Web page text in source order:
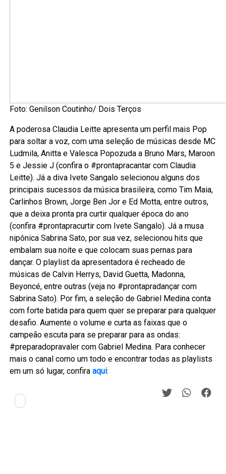
Foto: Genilson Coutinho/ Dois Terços
A poderosa Claudia Leitte apresenta um perfil mais Pop
para soltar a voz, com uma seleção de músicas desde MC
Ludmila, Anitta e Valesca Popozuda a Bruno Mars, Maroon
5 e Jessie J (confira o #prontapracantar com Claudia
Leitte). Já a diva Ivete Sangalo selecionou alguns dos
principais sucessos da música brasileira, como Tim Maia,
Carlinhos Brown, Jorge Ben Jor e Ed Motta, entre outros,
que a deixa pronta pra curtir qualquer época do ano
(confira #prontapracurtir com Ivete Sangalo). Já a musa
nipônica Sabrina Sato, por sua vez, selecionou hits que
embalam sua noite e que colocam suas pernas para
dançar. O playlist da apresentadora é recheado de
músicas de Calvin Herrys, David Guetta, Madonna,
Beyoncé, entre outras (veja no #prontapradançar com
Sabrina Sato). Por fim, a seleção de Gabriel Medina conta
com forte batida para quem quer se preparar para qualquer
desafio. Aumente o volume e curta as faixas que o
campeão escuta para se preparar para as ondas:
#preparadopravaler com Gabriel Medina. Para conhecer
mais o canal como um todo e encontrar todas as playlists
em um só lugar, confiraaqui: